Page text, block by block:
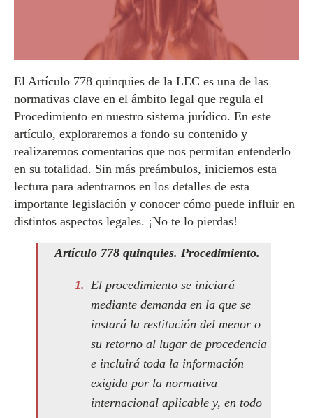
El Artículo 778 quinquies de la LEC es una de las
normativas clave en el ámbito legal que regula el
Procedimiento en nuestro sistema jurídico. En este
artículo, exploraremos a fondo su contenido y
realizaremos comentarios que nos permitan entenderlo
en su totalidad. Sin más preámbulos, iniciemos esta
lectura para adentrarnos en los detalles de esta
importante legislación y conocer cómo puede influir en
distintos aspectos legales. ¡No te lo pierdas!
Artículo 778 quinquies. Procedimiento.
El procedimiento se iniciará
mediante demanda en la que se
instará la restitución del menor o
su retorno al lugar de procedencia
e incluirá toda la información
exigida por la normativa
internacional aplicable y, en todo